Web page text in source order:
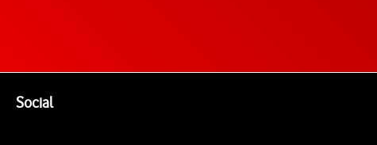
SocialEnlaces a las redes sociales de Vodafone